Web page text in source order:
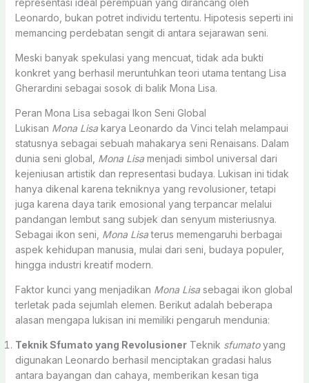
representasi ideal perempuan yang dirancang oleh
Leonardo, bukan potret individu tertentu. Hipotesis seperti ini
memancing perdebatan sengit di antara sejarawan seni.
Meski banyak spekulasi yang mencuat, tidak ada bukti
konkret yang berhasil meruntuhkan teori utama tentang Lisa
Gherardini sebagai sosok di balik Mona Lisa.
Peran Mona Lisa sebagai Ikon Seni Global
Lukisan Mona Lisakarya Leonardo da Vinci telah melampaui
statusnya sebagai sebuah mahakarya seni Renaisans. Dalam
dunia seni global, Mona Lisamenjadi simbol universal dari
kejeniusan artistik dan representasi budaya. Lukisan ini tidak
hanya dikenal karena tekniknya yang revolusioner, tetapi
juga karena daya tarik emosional yang terpancar melalui
pandangan lembut sang subjek dan senyum misteriusnya.
Sebagai ikon seni, Mona Lisaterus memengaruhi berbagai
aspek kehidupan manusia, mulai dari seni, budaya populer,
hingga industri kreatif modern.
Faktor kunci yang menjadikan Mona Lisasebagai ikon global
terletak pada sejumlah elemen. Berikut adalah beberapa
alasan mengapa lukisan ini memiliki pengaruh mendunia:
Teknik Sfumato yang RevolusionerTeknik sfumatoyang
digunakan Leonardo berhasil menciptakan gradasi halus
antara bayangan dan cahaya, memberikan kesan tiga